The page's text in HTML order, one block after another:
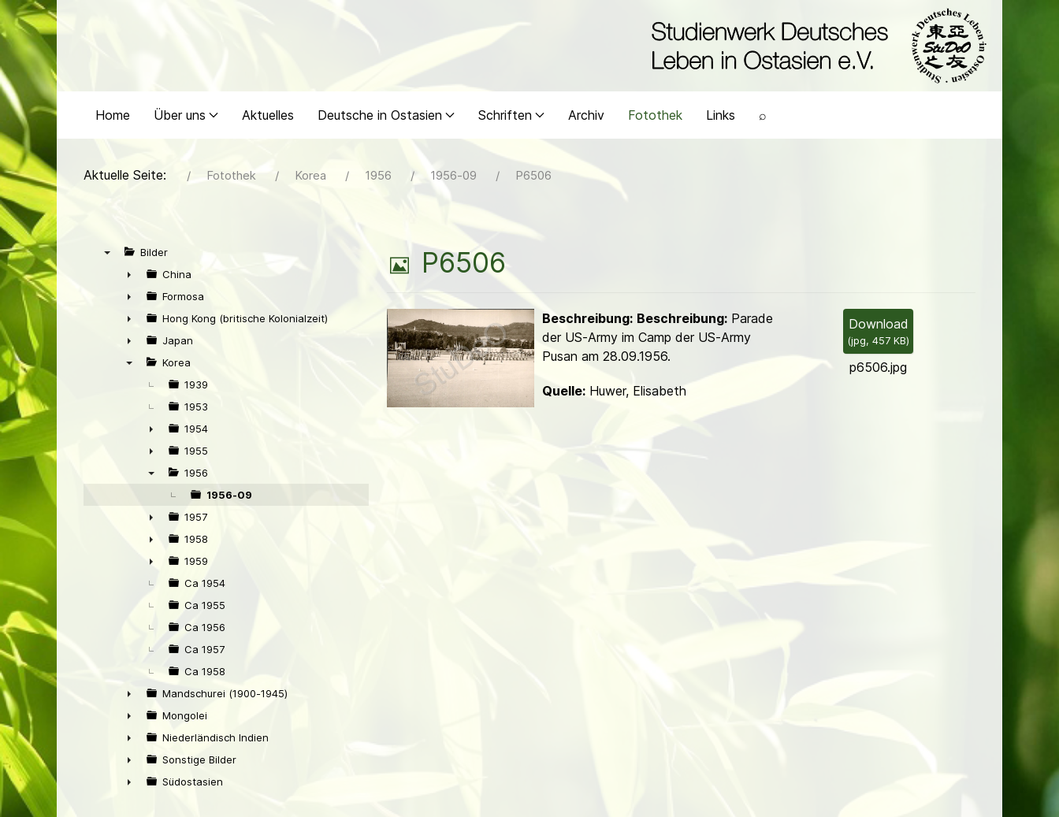
Home Über uns Aktuelles Deutsche in Ostasien Schriften Archiv Fotothek Links ⌕
Aktuelle Seite: Fotothek Korea 1956 1956-09 P6506
Bilder
►
China
►
Formosa
►
Hong Kong (britische Kolonialzeit)
►
Japan
Korea
1939
1953
►
1954
►
1955
1956
1956-09
►
1957
►
1958
►
1959
Ca 1954
Ca 1955
Ca 1956
Ca 1957
Ca 1958
►
Mandschurei (1900-1945)
►
Mongolei
►
Niederländisch Indien
►
Sonstige Bilder
Südostasien
B
l
d
P6506
Download
(jpg,457 KB)
p6506.jpg
Beschreibung: Beschreibung:Parade
der US-Army im Camp der US-Army
Pusan am 28.09.1956.
Quelle:Huwer, Elisabeth